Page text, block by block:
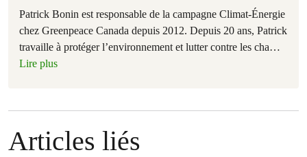
Patrick Bonin est responsable de la campagne Climat-Énergie
chez Greenpeace Canada depuis 2012. Depuis 20 ans, Patrick
travaille à protéger l’environnement et lutter contre les cha…
Lire plus
Articles liés